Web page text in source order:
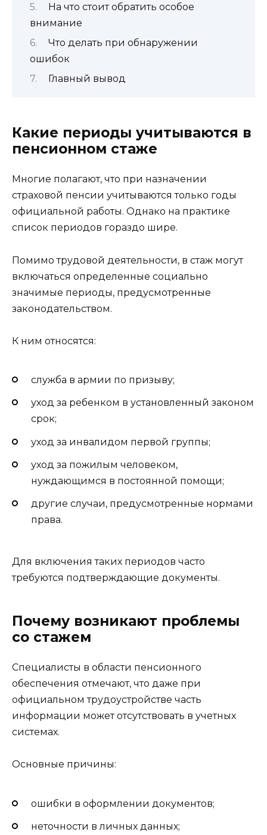
На что стоит обратить особое
внимание
Что делать при обнаружении
ошибок
Главный вывод
Какие периоды учитываются в
пенсионном стаже
Многие полагают, что при назначении
страховой пенсии учитываются только годы
официальной работы. Однако на практике
список периодов гораздо шире.
Помимо трудовой деятельности, в стаж могут
включаться определенные социально
значимые периоды, предусмотренные
законодательством.
К ним относятся:
служба в армии по призыву;
уход за ребенком в установленный законом
срок;
уход за инвалидом первой группы;
уход за пожилым человеком,
нуждающимся в постоянной помощи;
другие случаи, предусмотренные нормами
права.
Для включения таких периодов часто
требуются подтверждающие документы.
Почему возникают проблемы
со стажем
Специалисты в области пенсионного
обеспечения отмечают, что даже при
официальном трудоустройстве часть
информации может отсутствовать в учетных
системах.
Основные причины:
ошибки в оформлении документов;
неточности в личных данных;